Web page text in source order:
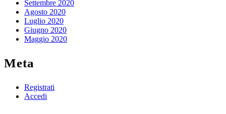
Settembre 2020
Agosto 2020
Luglio 2020
Giugno 2020
Maggio 2020
Meta
Registrati
Accedi